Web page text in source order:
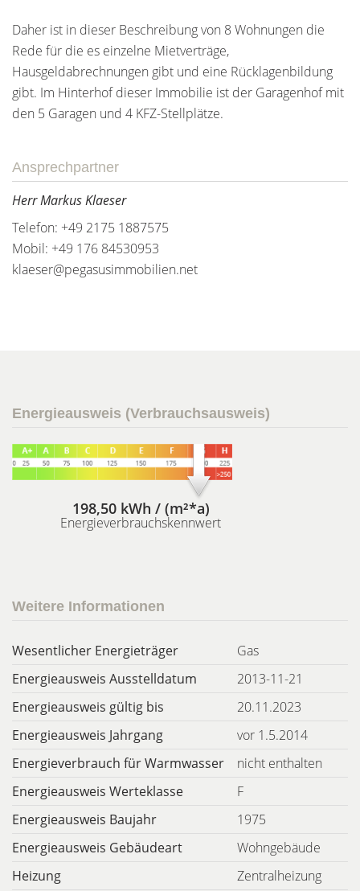
Daher ist in dieser Beschreibung von 8 Wohnungen die
Rede für die es einzelne Mietverträge,
Hausgeldabrechnungen gibt und eine Rücklagenbildung
gibt. Im Hinterhof dieser Immobilie ist der Garagenhof mit
den 5 Garagen und 4 KFZ-Stellplätze.
Ansprechpartner
Herr Markus Klaeser
Telefon: +49 2175 1887575
Mobil: +49 176 84530953
klaeser@pegasusimmobilien.net
Energieausweis (Verbrauchsausweis)
198,50 kWh / (m²*a)
Energieverbrauchskennwert
Weitere Informationen
Wesentlicher Energieträger
Gas
Energieausweis Ausstelldatum
2013-11-21
Energieausweis gültig bis
20.11.2023
Energieausweis Jahrgang
vor 1.5.2014
Energieverbrauch für Warmwasser
nicht enthalten
Energieausweis Werteklasse
F
Energieausweis Baujahr
1975
Energieausweis Gebäudeart
Wohngebäude
Heizung
Zentralheizung